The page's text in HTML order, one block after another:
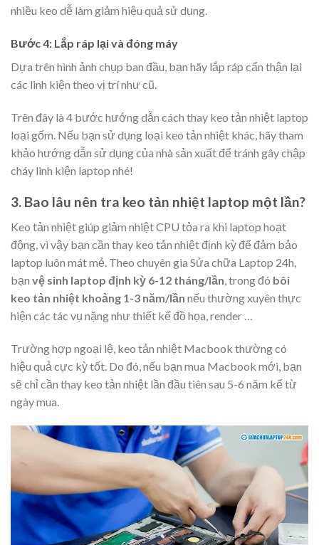
nhiều keo dễ làm giảm hiệu quả sử dụng.
Bước 4: Lắp ráp lại và đóng máy
Dựa trên hình ảnh chụp ban đầu, bạn hãy lắp ráp cẩn thận lại
các linh kiện theo vị trí như cũ.
Trên đây là 4 bước hướng dẫn cách thay keo tản nhiệt laptop
loại gốm. Nếu bạn sử dụng loại keo tản nhiệt khác, hãy tham
khảo hướng dẫn sử dụng của nhà sản xuất để tránh gây chập
cháy linh kiện laptop nhé!
3. Bao lâu nên tra keo tản nhiệt laptop một lần?
Keo tản nhiệt giúp giảm nhiệt CPU tỏa ra khi laptop hoạt
động, vì vậy bạn cần thay keo tản nhiệt định kỳ để đảm bảo
laptop luôn mát mẻ. Theo chuyên gia Sửa chữa Laptop 24h,
bạn vệ sinh laptop định kỳ 6-12 tháng/lần, trong đó bôi
keo tản nhiệt khoảng 1-3 năm/lần nếu thường xuyên thực
hiện các tác vụ nặng như thiết kế đồ họa, render …
Trường hợp ngoại lệ, keo tản nhiệt Macbook thường có
hiệu quả cực kỳ tốt. Do đó, nếu bạn mua Macbook mới, bạn
sẽ chỉ cần thay keo tản nhiệt lần đầu tiên sau 5-6 năm kể từ
ngày mua.